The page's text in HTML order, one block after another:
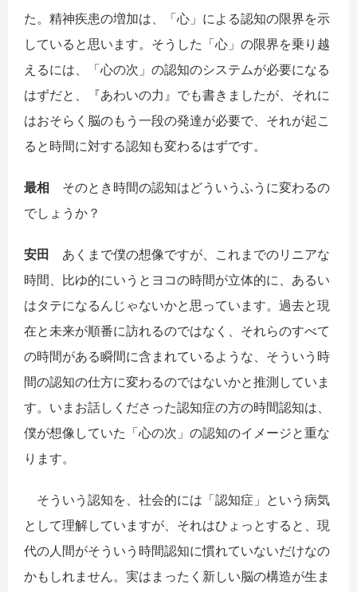
た。精神疾患の増加は、「心」による認知の限界を示
していると思います。そうした「心」の限界を乗り越
えるには、「心の次」の認知のシステムが必要になる
はずだと、『あわいの力』でも書きましたが、それに
はおそらく脳のもう一段の発達が必要で、それが起こ
ると時間に対する認知も変わるはずです。
最相 そのとき時間の認知はどういうふうに変わるの
でしょうか？
安田 あくまで僕の想像ですが、これまでのリニアな
時間、比ゆ的にいうとヨコの時間が立体的に、あるい
はタテになるんじゃないかと思っています。過去と現
在と未来が順番に訪れるのではなく、それらのすべて
の時間がある瞬間に含まれているような、そういう時
間の認知の仕方に変わるのではないかと推測していま
す。いまお話しくださった認知症の方の時間認知は、
僕が想像していた「心の次」の認知のイメージと重な
ります。
そういう認知を、社会的には「認知症」という病気
として理解していますが、それはひょっとすると、現
代の人間がそういう時間認知に慣れていないだけなの
かもしれません。実はまったく新しい脳の構造が生ま